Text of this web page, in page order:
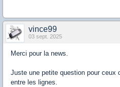
vince99
03 sept. 2025
Merci pour la news.
Juste une petite question pour ceux
entre les lignes.